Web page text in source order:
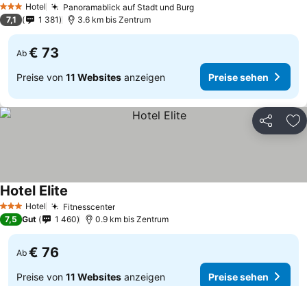
3 SterneHotel Panoramablick auf Stadt und BurgPreise sehen
7,1 1 381 3.6 km bis Zentrum
Ab € 73
Preise von 11 Websites anzeigen Preise sehen
Teilen
3 SterneHotel FitnesscenterPreise sehen
Hotel Elite
7,5 Gut 1 460 0.9 km bis Zentrum
Ab € 76
Preise von 11 Websites anzeigen Preise sehen